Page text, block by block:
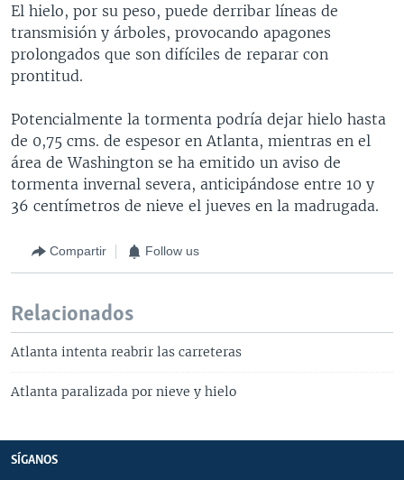
El hielo, por su peso, puede derribar líneas de
transmisión y árboles, provocando apagones
prolongados que son difíciles de reparar con
prontitud.
Potencialmente la tormenta podría dejar hielo hasta
de 0,75 cms. de espesor en Atlanta, mientras en el
área de Washington se ha emitido un aviso de
tormenta invernal severa, anticipándose entre 10 y
36 centímetros de nieve el jueves en la madrugada.
Compartir Follow us
Relacionados
Atlanta intenta reabrir las carreteras
Atlanta paralizada por nieve y hielo
SÍGANOS